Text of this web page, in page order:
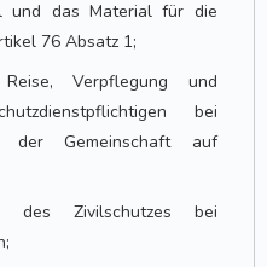
und das Material für die
76 Absatz 1;
Verpflegung und
bei
der Gemeinschaft auf
des Zivilschutzes bei